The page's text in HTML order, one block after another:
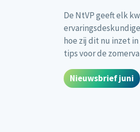
De NtVP geeft elk
hoe zij dit nu inzet
tips voor de
Nieuwsbrief juni